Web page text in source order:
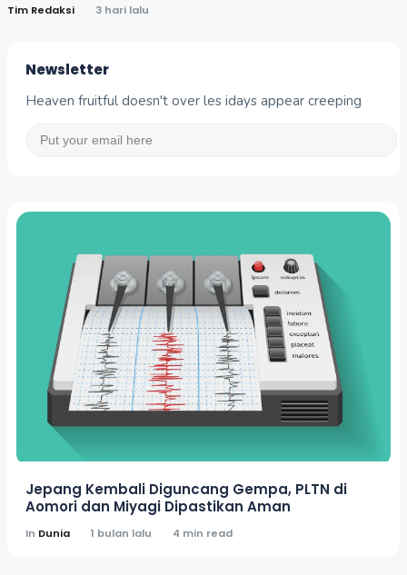
Tim Redaksi 3 hari lalu
Newsletter
Heaven fruitful doesn't over les idays appear creeping
Jepang Kembali Diguncang Gempa, PLTN di
Aomori dan Miyagi Dipastikan Aman
In Dunia 1 bulan lalu 4 min read